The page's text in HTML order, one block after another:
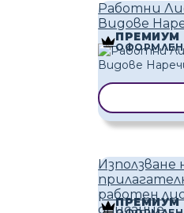
Работни
Видове
ПРЕМИУМ
Използване
работен
описание
ПРЕМИУМ